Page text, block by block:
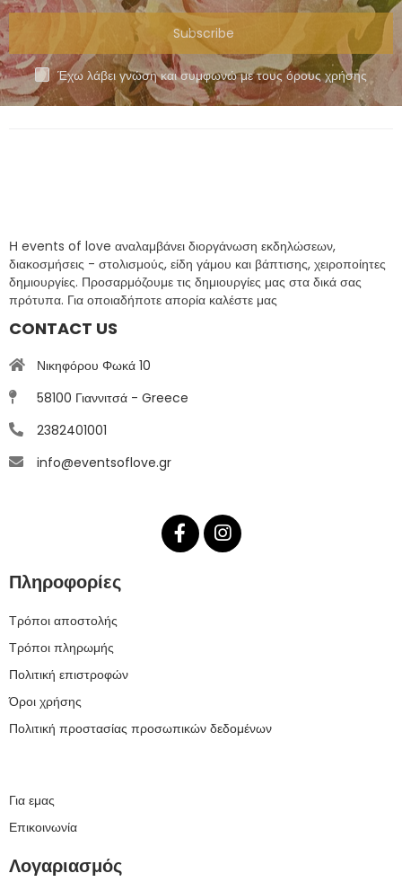
Subscribe
Έχω λάβει γνώση και συμφωνώ με τους όρους χρήσης
Η events of love αναλαμβάνει διοργάνωση εκδηλώσεων,
διακοσμήσεις - στολισμούς, είδη γάμου και βάπτισης, χειροποίητες
δημιουργίες. Προσαρμόζουμε τις δημιουργίες μας στα δικά σας
πρότυπα. Για οποιαδήποτε απορία καλέστε μας
CONTACT US
Νικηφόρου Φωκά 10
58100 Γιαννιτσά - Greece
2382401001
info@eventsoflove.gr
Πληροφορίες
Τρόποι αποστολής
Τρόποι πληρωμής
Πολιτική επιστροφών
Όροι χρήσης
Πολιτική προστασίας προσωπικών δεδομένων
Για εμας
Επικοινωνία
Λογαριασμός